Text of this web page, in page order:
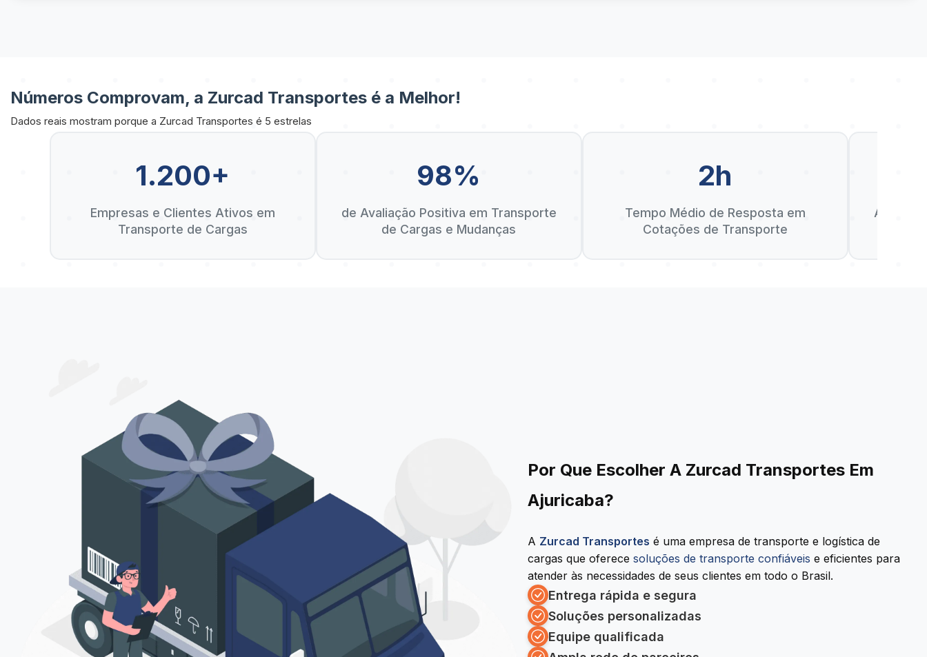
Números Comprovam, a Zurcad Transportes é a Melhor!
Dados reais mostram porque a Zurcad Transportes é 5 estrelas
1.200+
Empresas e Clientes Ativos em
Transporte de Cargas
98%
de Avaliação Positiva em Transporte
de Cargas e Mudanças
2h
Tempo Médio de Resposta em
Cotações de Transporte
Anos
Por Que Escolher A Zurcad Transportes Em
Ajuricaba?
A Zurcad Transportes é uma empresa de transporte e logística de
cargas que oferece soluções de transporte confiáveis e eficientes para
atender às necessidades de seus clientes em todo o Brasil.
Entrega rápida e segura
Soluções personalizadas
Equipe qualificada